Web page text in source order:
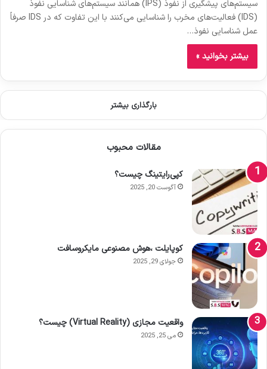
سیستم‌های پیشگیری از نفوذ (IPS) همانند سیستم‌های شناسایی نفوذ
(IDS) فعالیت‌های مخرب را شناسایی می‌کنند با این تفاوت که در IDS صرفاً
عمل شناسایی نفوذ…
بیشتر بخوانید »
بارگذاری بیشتر
مقالات محبوب
کپی‌رایتینگ چیست؟
آگوست 20, 2025
کوپایلت ،هوش مصنوعی مایکروسافت
جولای 29, 2025
واقعیت مجازی (Virtual Reality) چیست؟
می 25, 2025